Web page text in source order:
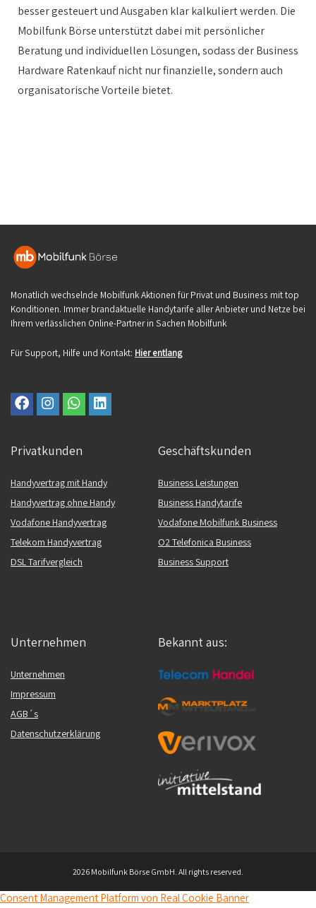
besser gesteuert und Ausgaben klar kalkuliert werden. Die
Mobilfunk Börse unterstützt dabei mit persönlicher
Beratung und individuellen Lösungen, sodass der Business
Hardware Ratenkauf nicht nur finanzielle, sondern auch
organisatorische Vorteile bietet.
Monatlich wechselnde Mobilfunk Aktionen für Privat und Business mit top
Konditionen. Immer brandaktuelle Handytarife aller Anbieter und Netze bei
Ihrem verlässlichen Online-Partner in Sachen Mobilfunk
Für Support, Hilfe und Kontakt: Hier entlang
Privatkunden
Handyvertrag mit Handy
Handyvertrag ohne Handy
Vodafone Handyvertrag
Telekom Handyvertrag
DSL Tarifvergleich
Geschäftskunden
Business Leistungen
Business Handytarife
Vodafone Mobilfunk Business
O2 Telefonica Business
Business Support
Unternehmen
Unternehmen
Impressum
AGB´s
Datenschutzerklärung
Bekannt aus:
2026 Mobilfunk Börse GmbH. All rights reserved.
Consent Management Platform von Real Cookie Banner